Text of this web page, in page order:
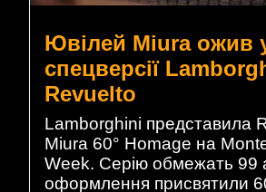
Ювілей Miura ожив
спецверсії
Revuelto
Lamborghini представила
Miura 60° Homage на
Week. Серію обмежать 99
оформлення присвятили